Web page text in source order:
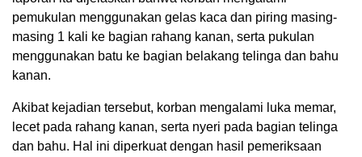
pemukulan menggunakan gelas kaca dan piring masing-
masing 1 kali ke bagian rahang kanan, serta pukulan
menggunakan batu ke bagian belakang telinga dan bahu
kanan.
Akibat kejadian tersebut, korban mengalami luka memar,
lecet pada rahang kanan, serta nyeri pada bagian telinga
dan bahu. Hal ini diperkuat dengan hasil pemeriksaan